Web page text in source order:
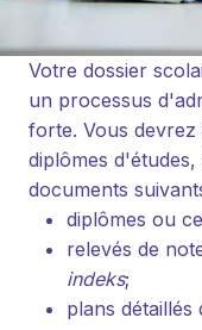
Votre dossier
un processus
forte. Vous
diplômes
documents
diplômes ou
relevés de
indeks;
plans détaillés